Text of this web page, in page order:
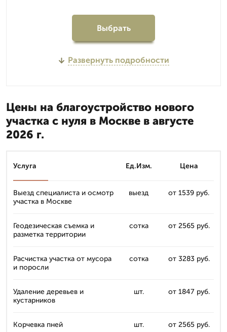
Выбрать
Развернуть подробности
Цены на благоустройство нового
участка с нуля в Москве в августе
2026 г.
Услуга Ед.Изм. Цена
Выезд специалиста и осмотр
участка в Москве
выезд от 1539 руб.
Геодезическая съемка и
разметка территории
сотка от 2565 руб.
Расчистка участка от мусора
и поросли
сотка от 3283 руб.
Удаление деревьев и
кустарников
шт. от 1847 руб.
Корчевка пней шт. от 2565 руб.